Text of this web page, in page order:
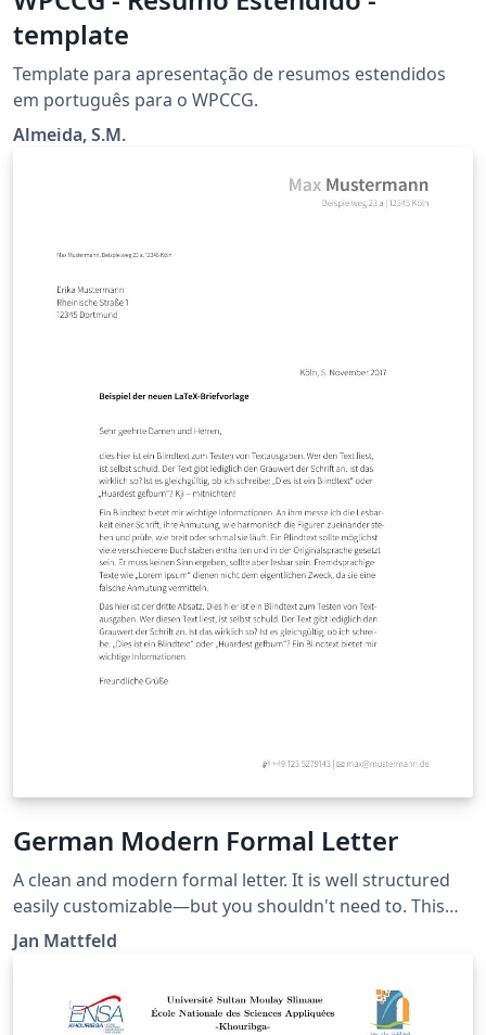
template
Template para apresentação de resumos estendidos
em português para o WPCCG.
Almeida, S.M.
German Modern Formal Letter
A clean and modern formal letter. It is well structured
easily customizable—but you shouldn't need to. This
template roughly aligns German DIN5008 with
typographic needs for your private or semi-
professional correspondence. Recipient and sender
information conveniently match standard windowed
Jan Mattfeld